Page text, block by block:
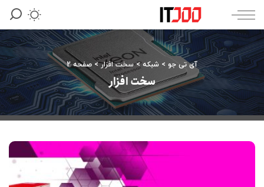
آی تی جو > شبکه>سخت افزار> صفحه 2
سخت افزار